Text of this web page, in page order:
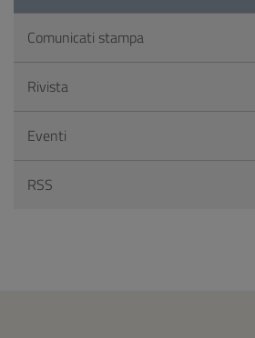
Comunicati stampa
Rivista
Eventi
RSS